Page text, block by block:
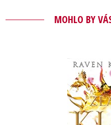
MOHLO BY
Zlatý